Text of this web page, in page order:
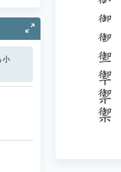
小